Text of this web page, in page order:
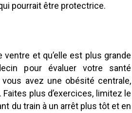
pourrait être protectrice.
et qu’elle est plus grande
pour évaluer votre santé
avez une obésité centrale,
plus d’exercices, limitez le
du train à un arrêt plus tôt et en